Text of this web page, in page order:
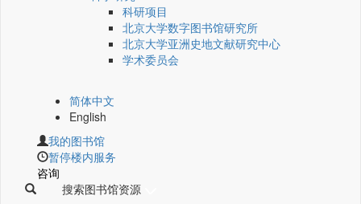
科研项目
北京大学数字图书馆研究所
北京大学亚洲史地文献研究中心
学术委员会
简体中文
English
我的图书馆
暂停楼内服务
咨询
搜索图书馆资源